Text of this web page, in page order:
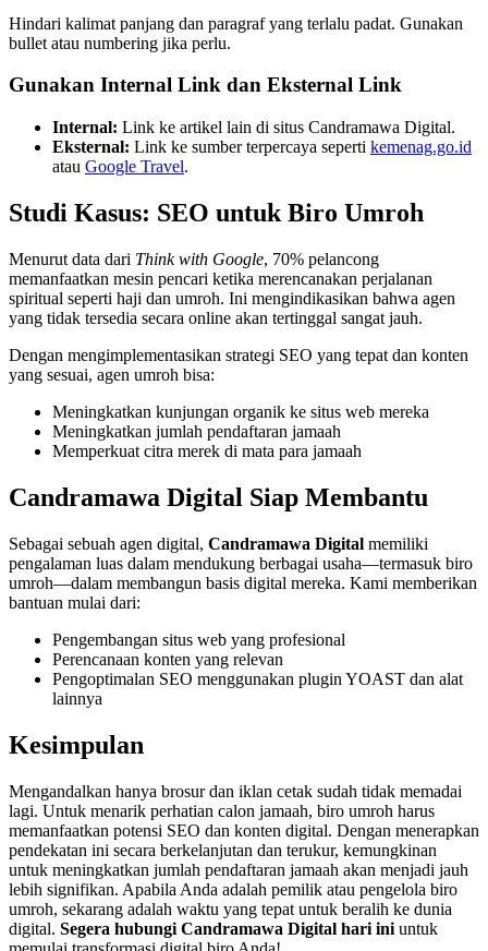
Hindari kalimat panjang dan paragraf yang terlalu padat. Gunakan
bullet atau numbering jika perlu.
Gunakan Internal Link dan Eksternal Link
Internal: Link ke artikel lain di situs Candramawa Digital.
Eksternal: Link ke sumber terpercaya seperti kemenag.go.id
atau Google Travel.
Studi Kasus: SEO untuk Biro Umroh
Menurut data dari Think with Google, 70% pelancong
memanfaatkan mesin pencari ketika merencanakan perjalanan
spiritual seperti haji dan umroh. Ini mengindikasikan bahwa agen
yang tidak tersedia secara online akan tertinggal sangat jauh.
Dengan mengimplementasikan strategi SEO yang tepat dan konten
yang sesuai, agen umroh bisa:
Meningkatkan kunjungan organik ke situs web mereka
Meningkatkan jumlah pendaftaran jamaah
Memperkuat citra merek di mata para jamaah
Candramawa Digital Siap Membantu
Sebagai sebuah agen digital, Candramawa Digital memiliki
pengalaman luas dalam mendukung berbagai usaha—termasuk biro
umroh—dalam membangun basis digital mereka. Kami memberikan
bantuan mulai dari:
Pengembangan situs web yang profesional
Perencanaan konten yang relevan
Pengoptimalan SEO menggunakan plugin YOAST dan alat
lainnya
Kesimpulan
Mengandalkan hanya brosur dan iklan cetak sudah tidak memadai
lagi. Untuk menarik perhatian calon jamaah, biro umroh harus
memanfaatkan potensi SEO dan konten digital. Dengan menerapkan
pendekatan ini secara berkelanjutan dan terukur, kemungkinan
untuk meningkatkan jumlah pendaftaran jamaah akan menjadi jauh
lebih signifikan. Apabila Anda adalah pemilik atau pengelola biro
umroh, sekarang adalah waktu yang tepat untuk beralih ke dunia
digital. Segera hubungi Candramawa Digital hari ini untuk